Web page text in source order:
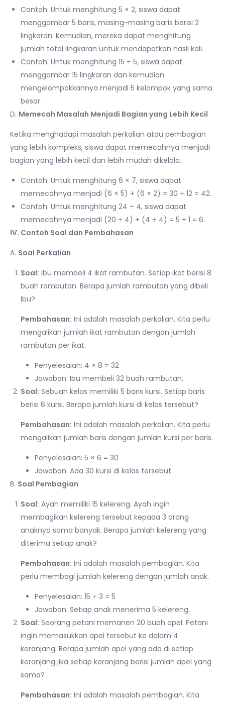
Contoh: Untuk menghitung 5 × 2, siswa dapat
menggambar 5 baris, masing-masing baris berisi 2
lingkaran. Kemudian, mereka dapat menghitung
jumlah total lingkaran untuk mendapatkan hasil kali.
Contoh: Untuk menghitung 15 ÷ 5, siswa dapat
menggambar 15 lingkaran dan kemudian
mengelompokkannya menjadi 5 kelompok yang sama
besar.
D. Memecah Masalah Menjadi Bagian yang Lebih Kecil
Ketika menghadapi masalah perkalian atau pembagian
yang lebih kompleks, siswa dapat memecahnya menjadi
bagian yang lebih kecil dan lebih mudah dikelola.
Contoh: Untuk menghitung 6 × 7, siswa dapat
memecahnya menjadi (6 × 5) + (6 × 2) = 30 + 12 = 42.
Contoh: Untuk menghitung 24 ÷ 4, siswa dapat
memecahnya menjadi (20 ÷ 4) + (4 ÷ 4) = 5 + 1 = 6.
IV. Contoh Soal dan Pembahasan
A. Soal Perkalian
Soal: Ibu membeli 4 ikat rambutan. Setiap ikat berisi 8
buah rambutan. Berapa jumlah rambutan yang dibeli
Ibu?
Pembahasan: Ini adalah masalah perkalian. Kita perlu
mengalikan jumlah ikat rambutan dengan jumlah
rambutan per ikat.
Penyelesaian: 4 × 8 = 32
Jawaban: Ibu membeli 32 buah rambutan.
Soal: Sebuah kelas memiliki 5 baris kursi. Setiap baris
berisi 6 kursi. Berapa jumlah kursi di kelas tersebut?
Pembahasan: Ini adalah masalah perkalian. Kita perlu
mengalikan jumlah baris dengan jumlah kursi per baris.
Penyelesaian: 5 × 6 = 30
Jawaban: Ada 30 kursi di kelas tersebut.
B. Soal Pembagian
Soal: Ayah memiliki 15 kelereng. Ayah ingin
membagikan kelereng tersebut kepada 3 orang
anaknya sama banyak. Berapa jumlah kelereng yang
diterima setiap anak?
Pembahasan: Ini adalah masalah pembagian. Kita
perlu membagi jumlah kelereng dengan jumlah anak.
Penyelesaian: 15 ÷ 3 = 5
Jawaban: Setiap anak menerima 5 kelereng.
Soal: Seorang petani memanen 20 buah apel. Petani
ingin memasukkan apel tersebut ke dalam 4
keranjang. Berapa jumlah apel yang ada di setiap
keranjang jika setiap keranjang berisi jumlah apel yang
sama?
Pembahasan: Ini adalah masalah pembagian. Kita